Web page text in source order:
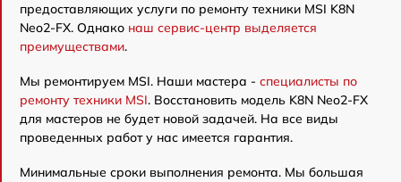
предоставляющих услуги по ремонту техники MSI K8N
Neo2-FX. Однако наш сервис-центр выделяется
преимуществами.
Мы ремонтируем MSI. Наши мастера - специалисты по
ремонту техники MSI. Восстановить модель K8N Neo2-FX
для мастеров не будет новой задачей. На все виды
проведенных работ у нас имеется гарантия.
Минимальные сроки выполнения ремонта. Мы большая